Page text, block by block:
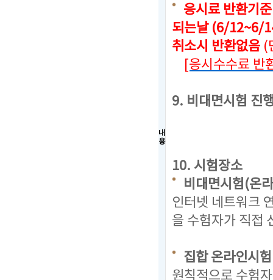
내
용
응시료 반환기
되는날 (6/12~6/
취소시 반환없음 (
[응시수수료 반
9. 비대면시험 진
10. 시험장소
비대면시험(온
인터넷 네트워크
을 수험자가 직접
집합 온라인시
원칙적으로 수험